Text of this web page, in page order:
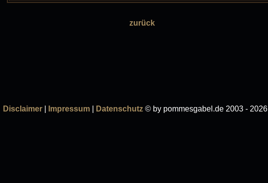
zurück
Disclaimer| Impressum| Datenschutz© by pommesgabel.de 2003 - 2026